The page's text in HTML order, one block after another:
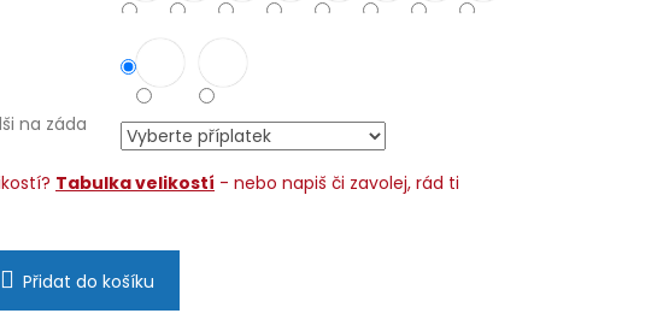
na záda
Tabulka velikostí - nebo napiš či zavolej, rád ti
Přidat do košíku